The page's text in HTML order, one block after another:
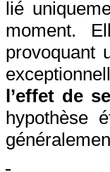
lié
moment.
provoquant
l’effet de
hypothèse